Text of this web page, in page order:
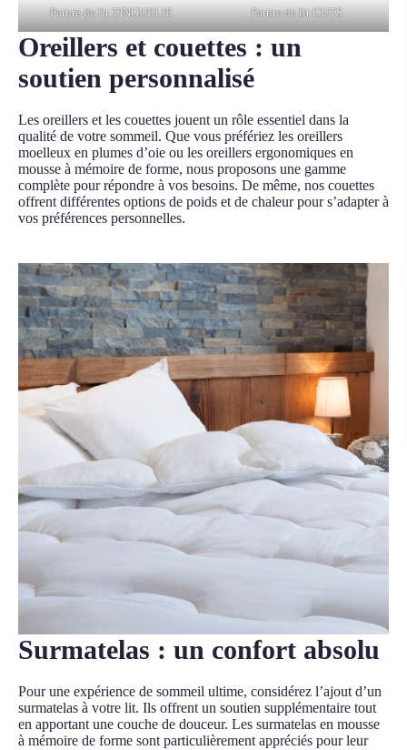
Parure de lit TINGUELIE Parure de lit CUTS
Oreillers et couettes : un
soutien personnalisé
Les oreillers et les couettes jouent un rôle essentiel dans la
qualité de votre sommeil. Que vous préfériez les oreillers
moelleux en plumes d’oie ou les oreillers ergonomiques en
mousse à mémoire de forme, nous proposons une gamme
complète pour répondre à vos besoins. De même, nos couettes
offrent différentes options de poids et de chaleur pour s’adapter à
vos préférences personnelles.
Surmatelas : un confort absolu
Pour une expérience de sommeil ultime, considérez l’ajout d’un
surmatelas à votre lit. Ils offrent un soutien supplémentaire tout
en apportant une couche de douceur. Les surmatelas en mousse
à mémoire de forme sont particulièrement appréciés pour leur